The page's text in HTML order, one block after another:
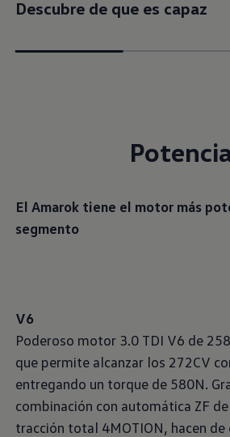
Descubre de que es capaz
El Amarok tiene el motor más
segmento
V6
Poderoso motor 3.0 TDI V6 de
que permite alcanzar los 272CV
entregando un torque de 580N.
combinación con automática ZF
tracción total 4MOTION, hacen de